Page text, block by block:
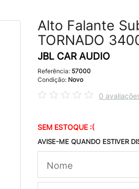
Alto Falante
TORNADO
JBL CAR AUDIO
Referência: 57000
Condição: Novo
0
SEM ESTOQUE :(
AVISE-ME QUANDO ESTIVER